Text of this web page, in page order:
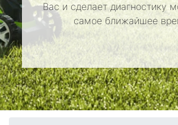
Вас и сделает диагностику
самое ближайшее